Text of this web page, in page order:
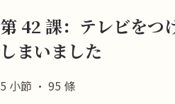
第 42 課：テレビをつ
しまいました
5 小節 · 95 條